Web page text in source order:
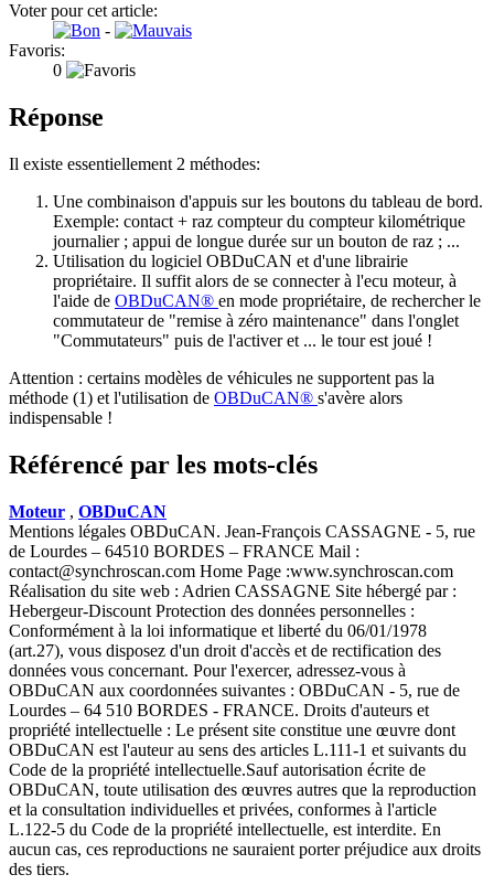
Voter pour cet article:
-
Favoris:
0
Réponse
Il existe essentiellement 2 méthodes:
Une combinaison d'appuis sur les boutons du tableau de bord.
Exemple: contact + raz compteur du compteur kilométrique
journalier ; appui de longue durée sur un bouton de raz ; ...
Utilisation du logiciel OBDuCAN et d'une librairie
propriétaire. Il suffit alors de se connecter à l'ecu moteur, à
l'aide de OBDuCAN® en mode propriétaire, de rechercher le
commutateur de "remise à zéro maintenance" dans l'onglet
"Commutateurs" puis de l'activer et ... le tour est joué !
Attention : certains modèles de véhicules ne supportent pas la
méthode (1) et l'utilisation de OBDuCAN® s'avère alors
indispensable !
Référencé par les mots-clés
Moteur , OBDuCAN
Mentions légales OBDuCAN. Jean-François CASSAGNE - 5, rue
de Lourdes – 64510 BORDES – FRANCE Mail :
contact@synchroscan.com Home Page :www.synchroscan.com
Réalisation du site web : Adrien CASSAGNE Site hébergé par :
Hebergeur-Discount Protection des données personnelles :
Conformément à la loi informatique et liberté du 06/01/1978
(art.27), vous disposez d'un droit d'accès et de rectification des
données vous concernant. Pour l'exercer, adressez-vous à
OBDuCAN aux coordonnées suivantes : OBDuCAN - 5, rue de
Lourdes – 64 510 BORDES - FRANCE. Droits d'auteurs et
propriété intellectuelle : Le présent site constitue une œuvre dont
OBDuCAN est l'auteur au sens des articles L.111-1 et suivants du
Code de la propriété intellectuelle.Sauf autorisation écrite de
OBDuCAN, toute utilisation des œuvres autres que la reproduction
et la consultation individuelles et privées, conformes à l'article
L.122-5 du Code de la propriété intellectuelle, est interdite. En
aucun cas, ces reproductions ne sauraient porter préjudice aux droits
des tiers.